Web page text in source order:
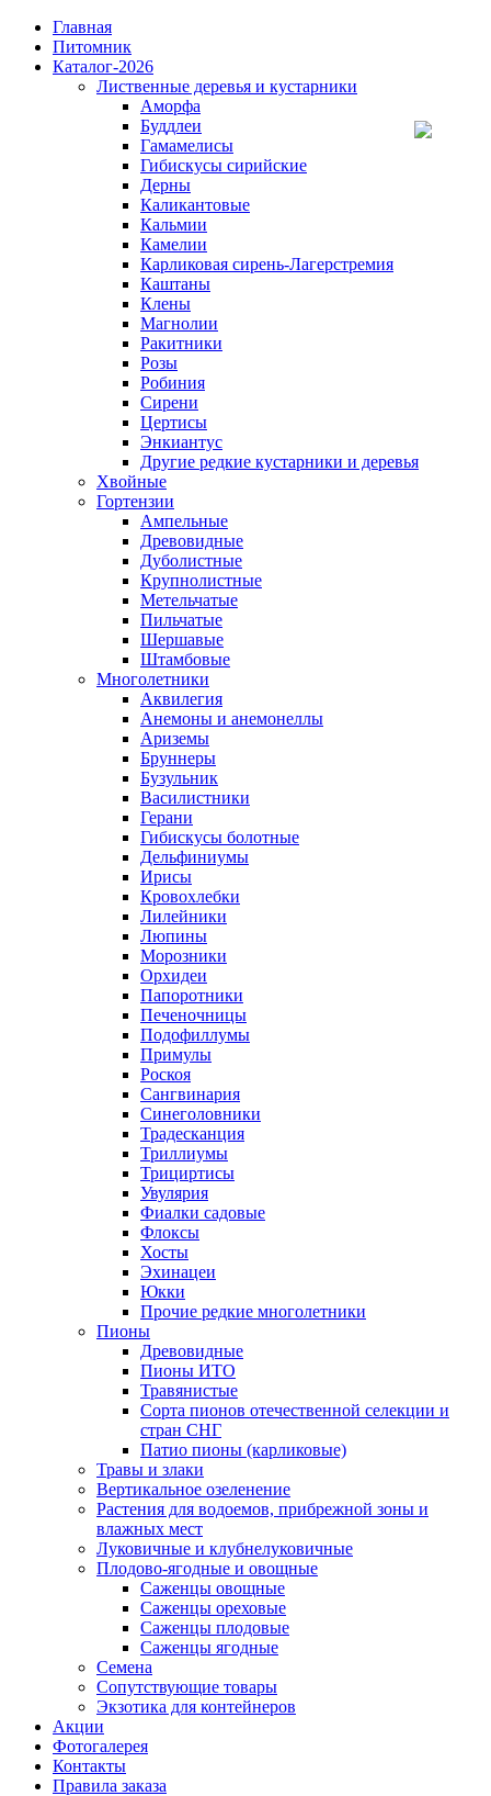
Главная
Питомник
Каталог-2026
Лиственные деревья и кустарники
Аморфа
Буддлеи
Гамамелисы
Гибискусы сирийские
Дерны
Каликантовые
Кальмии
Камелии
Карликовая сирень-Лагерстремия
Каштаны
Клены
Магнолии
Ракитники
Розы
Робиния
Сирени
Цертисы
Энкиантус
Другие редкие кустарники и деревья
Хвойные
Гортензии
Ампельные
Древовидные
Дуболистные
Крупнолистные
Метельчатые
Пильчатые
Шершавые
Штамбовые
Многолетники
Аквилегия
Анемоны и анемонеллы
Ариземы
Бруннеры
Бузульник
Василистники
Герани
Гибискусы болотные
Дельфиниумы
Ирисы
Кровохлебки
Лилейники
Люпины
Морозники
Орхидеи
Папоротники
Печеночницы
Подофиллумы
Примулы
Роскоя
Сангвинария
Синеголовники
Традесканция
Триллиумы
Трициртисы
Увулярия
Фиалки садовые
Флоксы
Хосты
Эхинацеи
Юкки
Прочие редкие многолетники
Пионы
Древовидные
Пионы ИТО
Травянистые
Сорта пионов отечественной селекции и
стран СНГ
Патио пионы (карликовые)
Травы и злаки
Вертикальное озеленение
Растения для водоемов, прибрежной зоны и
влажных мест
Луковичные и клубнелуковичные
Плодово-ягодные и овощные
Саженцы овощные
Саженцы ореховые
Саженцы плодовые
Саженцы ягодные
Семена
Сопутствующие товары
Экзотика для контейнеров
Акции
Фотогалерея
Контакты
Правила заказа